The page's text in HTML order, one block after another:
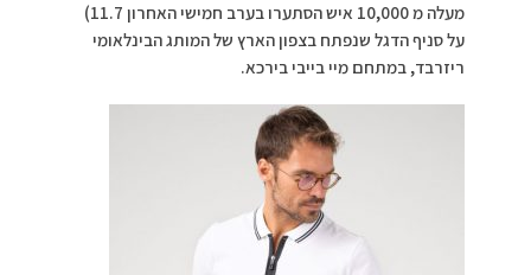
מעלה מ 10,000 איש הסתערו בערב חמישי האחרון 11.7)
על סניף הדגל שנפתח בצפון הארץ של המותג הבינלאומי
ריזרבד, במתחם מיי בייבי בירכא.